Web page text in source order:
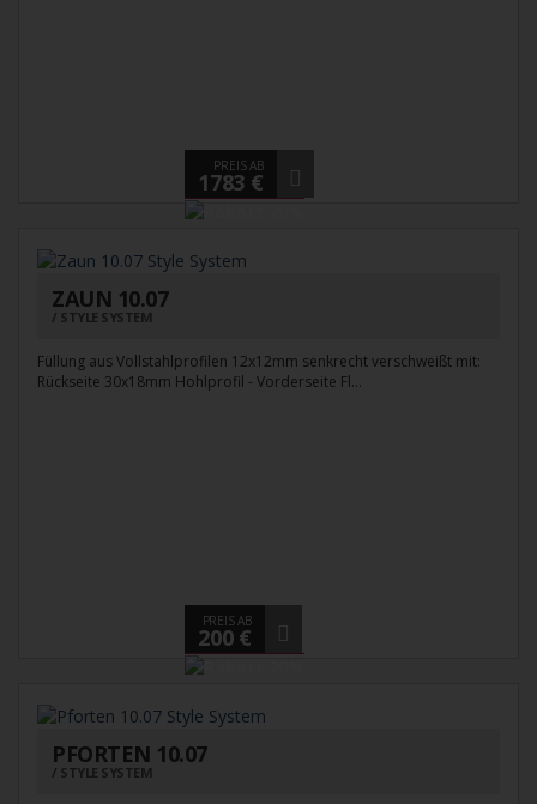
PREIS AB
1783 €
ZAUN 10.07
STYLE SYSTEM
Füllung aus Vollstahlprofilen 12x12mm senkrecht verschweißt mit:
Rückseite 30x18mm Hohlprofil - Vorderseite Fl...
PREIS AB
200 €
PFORTEN 10.07
STYLE SYSTEM